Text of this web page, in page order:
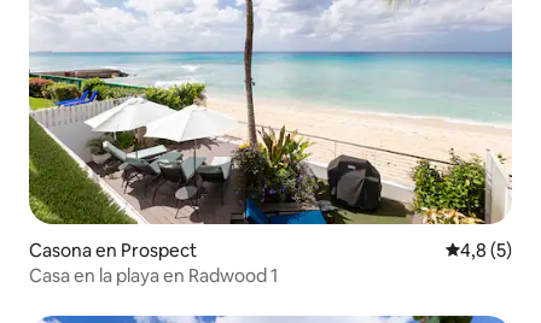
Casona en Prospect
4,8 (5)
Casa en la playa en Radwood 1